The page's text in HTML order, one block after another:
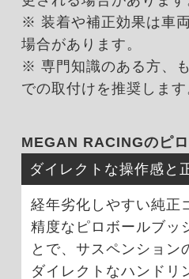
※ 装着や補正効果は車
場合があります。
※ 専門知識のある方、
での取付けを推奨します
MEGAN RACINGのピ
ダイレクトな操作感と
経年劣化しやすい純正
精度なピロボールブッ
とで、サスペンション
ダイレクトなハンドリ